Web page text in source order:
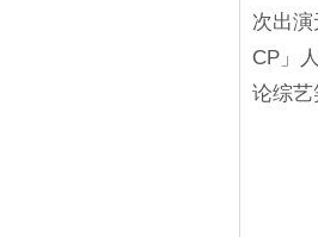
次出
CP」
论综艺